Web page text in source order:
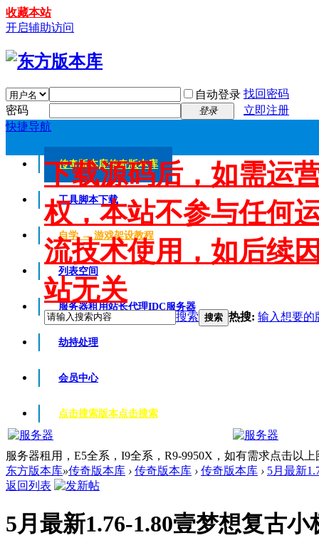
收藏本站
开启辅助访问
自动登录 找回密码
密码
登录
立即注册
快捷导航
传奇版本库传奇版本库
工具脚本下载
自学 → 游戏架设教程
列表空间
服务器租用站长代理IDC服务器
劫持处理
会员中心
点击搜索版本点击搜索
下载源码后，如需运
权，本站不参与任何
流技术使用，如后续
站无关
搜索 搜索 热搜: 输入想要的
服务器租用，E5全系，I9全系，R9-9950X，如有需求点击以
东方版本库»传奇版本库 › 传奇版本库 › 传奇版本库 › 5月最新
返回列表
5月最新1.76-1.80壹梦想复古